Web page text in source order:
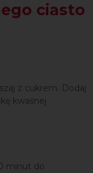
ciasto
z cukrem. Dodaj
kwaśnej
minut do